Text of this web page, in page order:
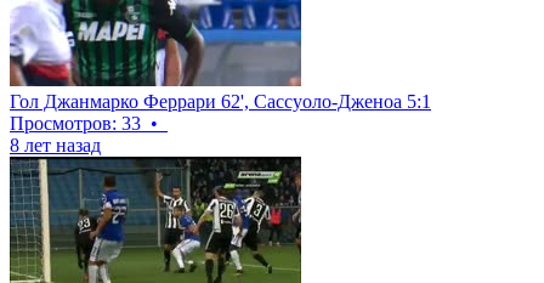
Гол Джанмарко Феррари 62', Сассуоло-Дженоа 5:1
Просмотров: 33 •
8 лет назад